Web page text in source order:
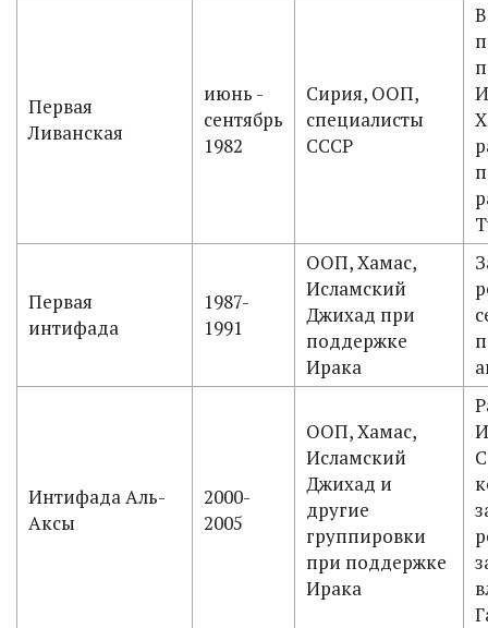
Первая
Ливанская
июнь -
сентябрь
1982
Сирия, ООП,
специалисты
СССР
Первая
интифада
1987-
1991
ООП, Хамас,
Исламский
Джихад при
поддержке
Ирака
Интифада Аль-
Аксы
2000-
2005
ООП, Хамас,
Исламский
Джихад и
другие
группировки
при поддержке
Ирака